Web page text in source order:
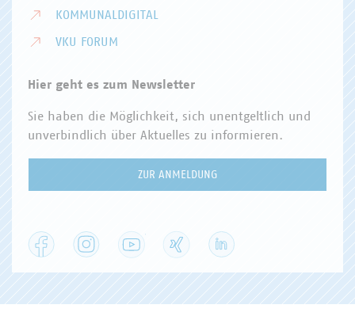
KOMMUNALDIGITAL
VKU FORUM
Hier geht es zum Newsletter
Sie haben die Möglichkeit, sich unentgeltlich und
unverbindlich über Aktuelles zu informieren.
ZUR ANMELDUNG
Facebook Instagram YouTube